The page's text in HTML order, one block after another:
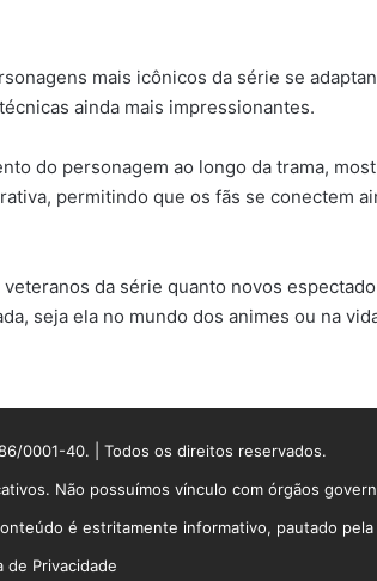
mais icônicos da série se
ainda mais impressionantes.
do personagem ao longo da trama,
permitindo que os fãs se conectem
da série quanto novos
seja ela no mundo dos animes ou na
0001-40. | Todos os direitos reservados.
Não possuímos vínculo com órgãos
é estritamente informativo, pautado
de Privacidade